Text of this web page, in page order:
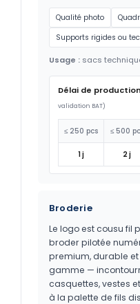
Qualité photo
Supports rigides ou
Usage : sacs
Délai de
validation BAT)
≤ 250 pcs ≤ 500
1 j 2 j
Broderie
Le logo est cousu fil
broder pilotée
premium, durable
gamme —
casquettes, vestes
à la palette de fils